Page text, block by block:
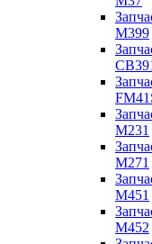
M399
M231
M271
M451
M452